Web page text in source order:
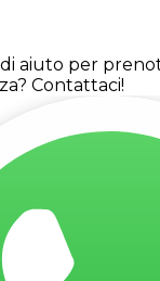
aiuto per
Contattaci!